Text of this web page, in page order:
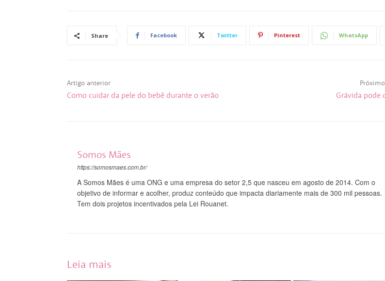
Share Facebook Twitter Pinterest WhatsApp
Artigo anterior
Como cuidar da pele do bebê durante o verão Grávida pode
Somos Mães
https://somosmaes.com.br/
A Somos Mães é uma ONG e uma empresa do setor 2,5 que nasceu em agosto de 2014. Com o
objetivo de informar e acolher, produz conteúdo que impacta diariamente mais de 300 mil pessoas.
Tem dois projetos incentivados pela Lei Rouanet.
Leia mais